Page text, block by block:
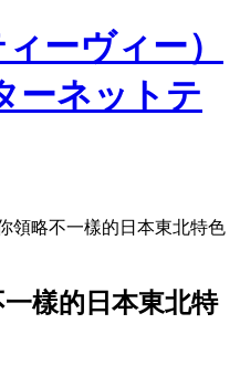
領略不一樣的日本東北特色
樣的日本東北特